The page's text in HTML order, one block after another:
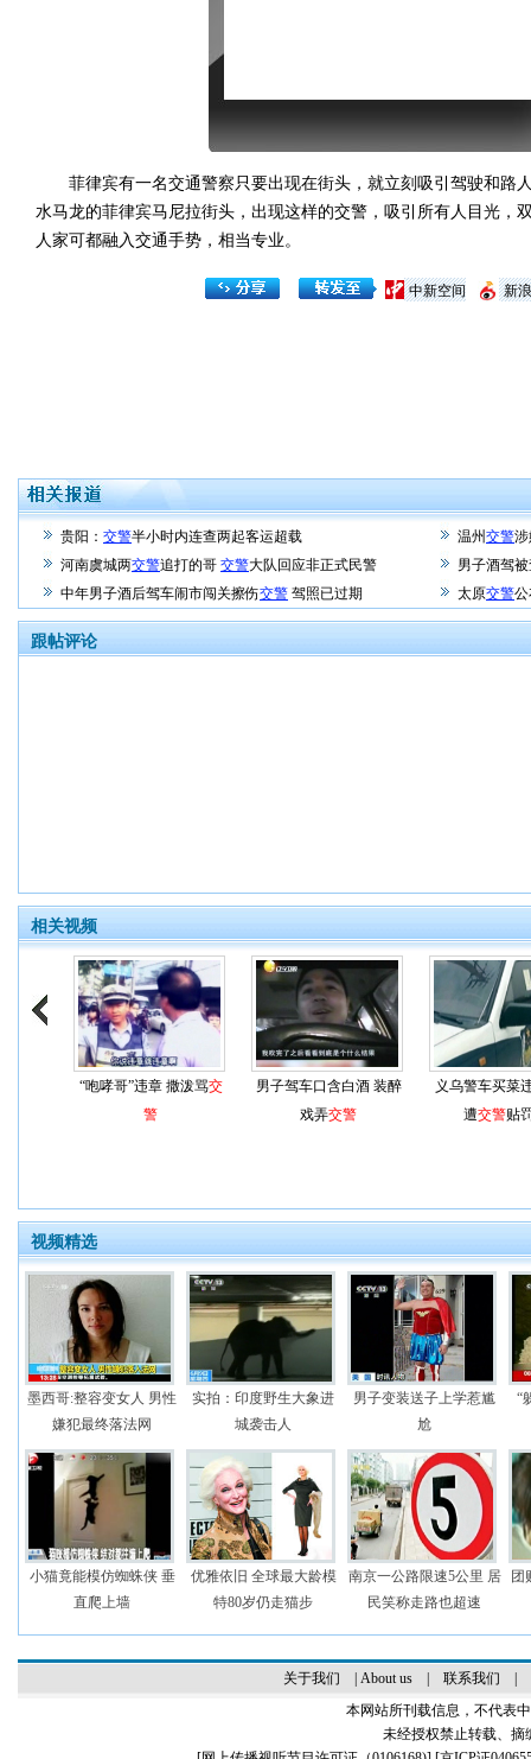
菲律宾有一名交通警察只要出现在街头，就立刻吸引驾驶和路
水马龙的菲律宾马尼拉街头，出现这样的交警，吸引所有人目光
人家可都融入交通手势，相当专业。
新
中新空间
贵阳： 交警半小时内连查两起客运超载 温州交警
河南虞城两交警追打的哥 交警大队回应非正式民警
男子酒驾
中年男子酒后驾车闹市闯关擦伤交警 驾照已过期 太原交警
跟帖评论
相关视频
“咆哮哥”违章 撒泼骂交
警
男子驾车口含白酒 装醉
戏弄交警
义乌警车买菜
遭交警贴
视频精选
墨西哥:整容变女人 男性
嫌犯最终落法网
实拍：印度野生大象进
城袭击人
男子变装送子上学惹尴
尬
“
小猫竟能模仿蜘蛛侠 垂
直爬上墙
优雅依旧 全球最大龄模
特80岁仍走猫步
南京一公路限速5公里 居
民笑称走路也超速
团
关于我们 About us| 联系我们
本网站所刊载信息，不代表
未经授权禁止转载、摘